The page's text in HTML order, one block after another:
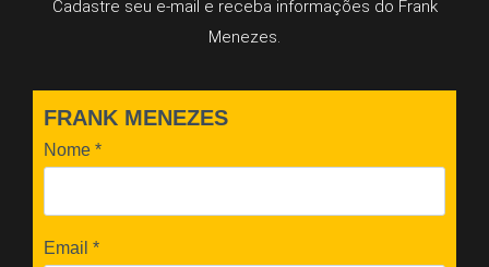
Cadastre seu e-mail e receba informações do Frank
Menezes.
FRANK MENEZES
Nome *
Email *